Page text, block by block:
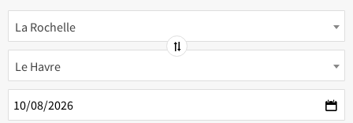
La Rochelle
Le Havre